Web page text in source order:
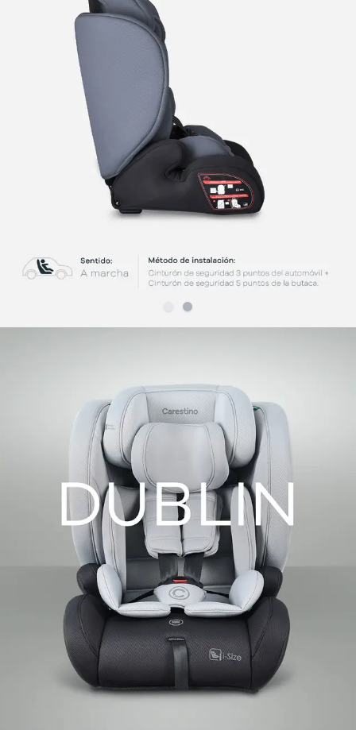
SlideSlide